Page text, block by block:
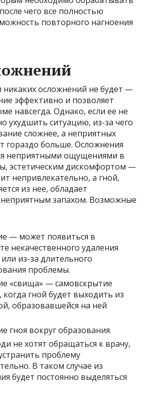
чего все полностью
повторного нагноения
никаких осложнений не будет —
эффективно и позволяет
навсегда. Однако, если ее не
ухудшить ситуацию, из-за чего
сложнее, а неприятных
гораздо больше. Осложнения
неприятными ощущениями в
эстетическим дискомфортом —
непривлекательно, а гной,
из нее, обладает
запахом. Возможные
— может появиться в
некачественного удаления
из-за длительного
проблемы.
«свища» — самовскрытие
гной будет выходить из
образовавшейся на ней
гноя вокруг образования.
не хотят обращаться к врачу,
проблему
В таком случае из
будет постоянно выделяться